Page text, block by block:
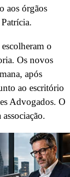
aos órgãos
o
Os novos
após
ao escritório
Advogados. O